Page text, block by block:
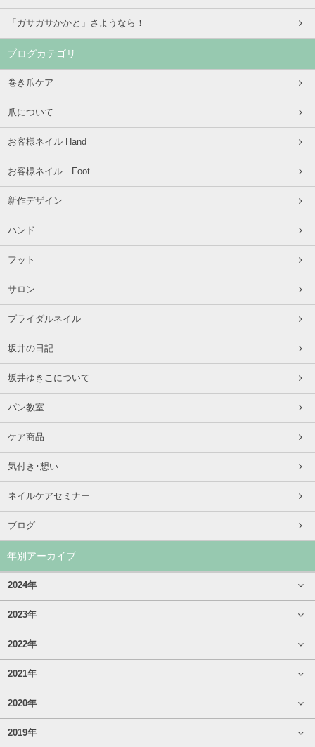
「ガサガサかかと」さようなら！
ブログカテゴリ
巻き爪ケア
爪について
お客様ネイル Hand
お客様ネイル Foot
新作デザイン
ハンド
フット
サロン
ブライダルネイル
坂井の日記
坂井ゆきこについて
パン教室
ケア商品
気付き･想い
ネイルケアセミナー
ブログ
年別アーカイブ
2024年
2023年
2022年
2021年
2020年
2019年